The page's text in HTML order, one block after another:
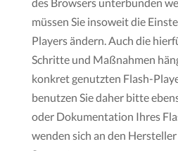
müssen Sie insoweit die
Players ändern. Auch die
Schritte und Maßnahmen
konkret genutzten Flash-
benutzen Sie daher bitte
oder Dokumentation Ihres
wenden sich an den